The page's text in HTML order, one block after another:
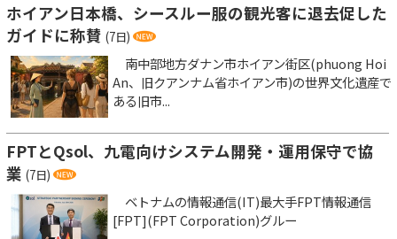
ホイアン日本橋、シースルー服の観光客に退去促した
ガイドに称賛 (7日)
南中部地方ダナン市ホイアン街区(phuong Hoi
An、旧クアンナム省ホイアン市)の世界文化遺産で
ある旧市...
FPTとQsol、九電向けシステム開発・運用保守で協
業 (7日)
ベトナムの情報通信(IT)最大手FPT情報通信
[FPT](FPT Corporation)グルー